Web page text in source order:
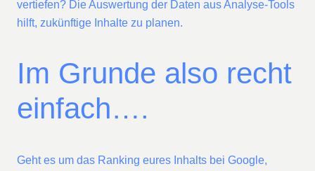
vertiefen? Die Auswertung der Daten aus Analyse-Tools
hilft, zukünftige Inhalte zu planen.
Im Grunde also recht
einfach….
Geht es um das Ranking eures Inhalts bei Google,